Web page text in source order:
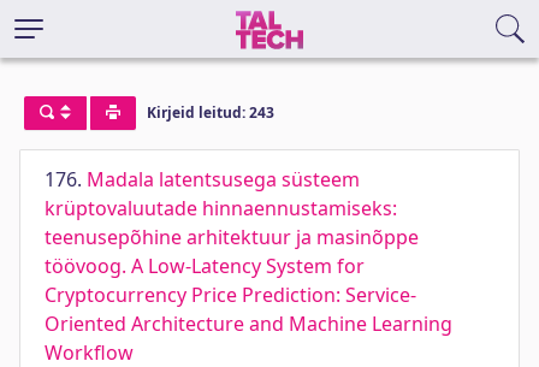
Kirjeid leitud: 243
176. Madala latentsusega süsteem
krüptovaluutade hinnaennustamiseks:
teenusepõhine arhitektuur ja masinõppe
töövoog. A Low-Latency System for
Cryptocurrency Price Prediction: Service-
Oriented Architecture and Machine Learning
Workflow